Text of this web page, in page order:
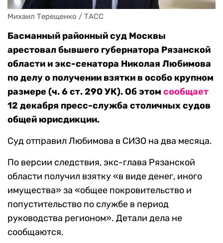
Михаил Терещенко / ТАСС
Басманный районный суд Москвы
арестовал бывшего губернатора Рязанской
области и экс-сенатора Николая Любимова
по делу о получении взятки в особо крупном
размере (ч. 6 ст. 290 УК). Об этом сообщает
12 декабря пресс-служба столичных судов
общей юрисдикции.
Суд отправил Любимова в СИЗО на два месяца.
По версии следствия, экс-глава Рязанской
области получил взятку «в виде денег, иного
имущества» за «общее покровительство и
попустительство по службе в период
руководства регионом». Детали дела не
сообщаются.